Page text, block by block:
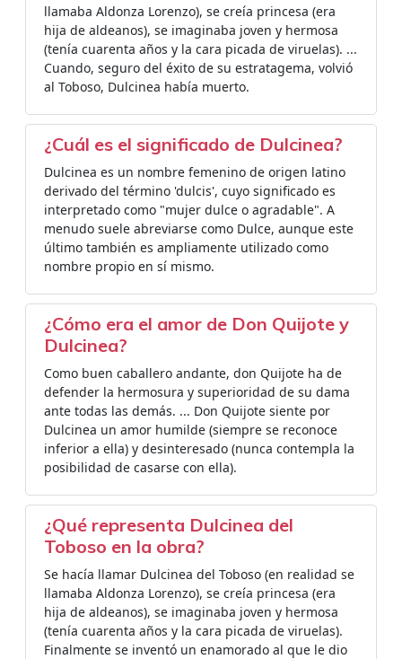
llamaba Aldonza Lorenzo), se creía princesa (era
hija de aldeanos), se imaginaba joven y hermosa
(tenía cuarenta años y la cara picada de viruelas). ...
Cuando, seguro del éxito de su estratagema, volvió
al Toboso, Dulcinea había muerto.
¿Cuál es el significado de Dulcinea?
Dulcinea es un nombre femenino de origen latino
derivado del término 'dulcis', cuyo significado es
interpretado como "mujer dulce o agradable". A
menudo suele abreviarse como Dulce, aunque este
último también es ampliamente utilizado como
nombre propio en sí mismo.
¿Cómo era el amor de Don Quijote y
Dulcinea?
Como buen caballero andante, don Quijote ha de
defender la hermosura y superioridad de su dama
ante todas las demás. ... Don Quijote siente por
Dulcinea un amor humilde (siempre se reconoce
inferior a ella) y desinteresado (nunca contempla la
posibilidad de casarse con ella).
¿Qué representa Dulcinea del
Toboso en la obra?
Se hacía llamar Dulcinea del Toboso (en realidad se
llamaba Aldonza Lorenzo), se creía princesa (era
hija de aldeanos), se imaginaba joven y hermosa
(tenía cuarenta años y la cara picada de viruelas).
Finalmente se inventó un enamorado al que le dio